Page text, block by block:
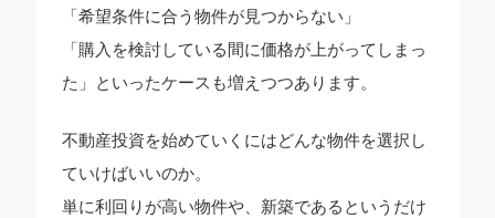
「希望条件に合う物件が見つからない」
「購入を検討している間に価格が上がってしまっ
た」といったケースも増えつつあります。
不動産投資を始めていくにはどんな物件を選択し
ていけばいいのか。
単に利回りが高い物件や、新築であるというだけ